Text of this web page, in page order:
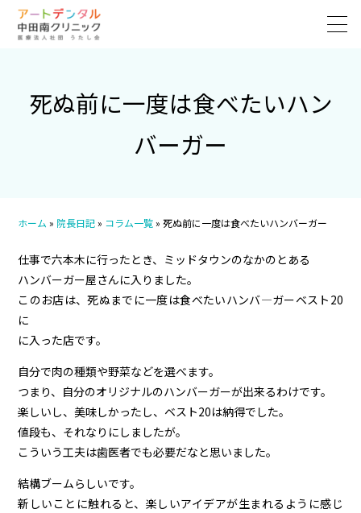
死ぬ前に一度は食べたいハン
バーガー
ホーム » 院長日記» コラム一覧» 死ぬ前に一度は食べたいハンバーガー
仕事で六本木に行ったとき、ミッドタウンのなかのとある
ハンバーガー屋さんに入りました。
このお店は、死ぬまでに一度は食べたいハンバ―ガーベスト20
に
に入った店です。
自分で肉の種類や野菜などを選べます。
つまり、自分のオリジナルのハンバーガーが出来るわけです。
楽しいし、美味しかったし、ベスト20は納得でした。
値段も、それなりにしましたが。
こういう工夫は歯医者でも必要だなと思いました。
結構ブームらしいです。
新しいことに触れると、楽しいアイデアが生まれるように感じ